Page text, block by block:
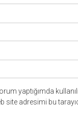
yaptığımda
site adresimi bu